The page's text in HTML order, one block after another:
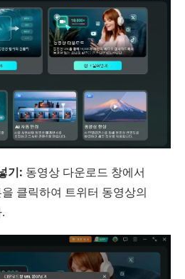
기: 동영상 다운로드 창에서
클릭하여 트위터 동영상의